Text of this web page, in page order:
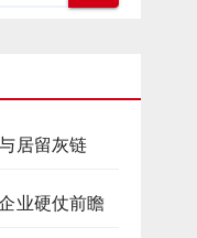
居留灰链
业硬仗前瞻